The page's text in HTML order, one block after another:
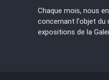
Chaque mois, nous
concernant l'objet du
expositions de la